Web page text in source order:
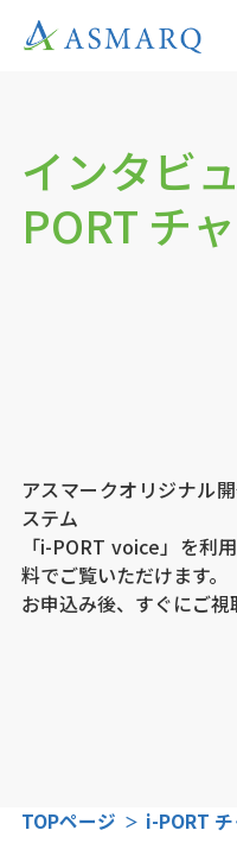
インタビ
PORT チ
アスマークオリジナル
ステム
「i-PORT voice」を利
料でご覧いただけます。
お申込み後、すぐにご視
TOPページ i-PORT